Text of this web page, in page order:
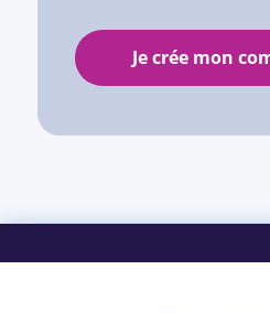
Je crée mon